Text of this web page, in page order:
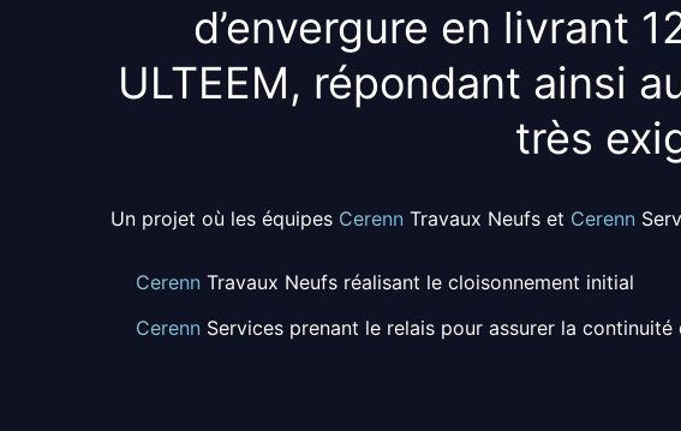
d’envergure en livrant
ULTEEM, répondant ainsi
très
Un projet où les équipes Cerenn Travaux Neufs et Cerenn
Cerenn Travaux Neufs réalisant le cloisonnement initial
Cerenn Services prenant le relais pour assurer la